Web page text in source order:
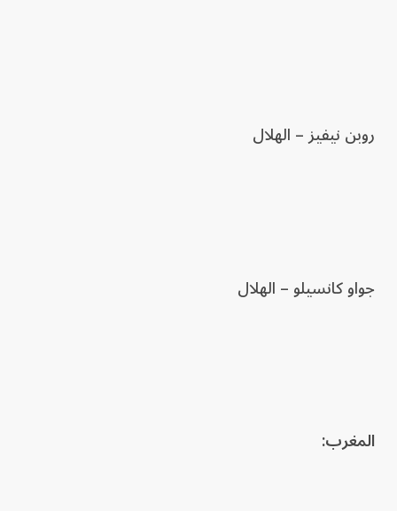
روبن نيفيز – الهلال
جواو كانسيلو – الهلال
المغرب: